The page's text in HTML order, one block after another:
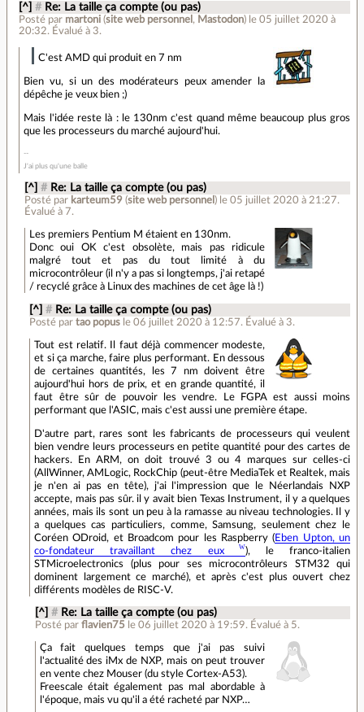
[^] # Re: La taille ça compte (ou pas)
Posté par martoni (site web personnel , Mastodon) le 05 juillet 2020 à
20:32. Évalué à 3.
C'est AMD qui produit en 7 nm
Bien vu, si un des modérateurs peux amender la
dépêche je veux bien ;)
Mais l'idée reste là : le 130nm c'est quand même beaucoup plus gros
que les processeurs du marché aujourd'hui.
J'ai plus qu'une balle
[^] # Re: La taille ça compte (ou pas)
Posté par karteum59(site web personnel ) le 05 juillet 2020 à 21:27.
Évalué à 7.
Les premiers Pentium M étaient en 130nm.
Donc oui OK c'est obsolète, mais pas ridicule
malgré tout et pas du tout limité à du
microcontrôleur (il n'y a pas si longtemps, j'ai retapé
/ recyclé grâce à Linux des machines de cet âge là !)
[^] # Re: La taille ça compte (ou pas)
Posté partao popus le 06 juillet 2020 à 12:57. Évalué à 3.
Tout est relatif. Il faut déjà commencer modeste,
et si ça marche, faire plus performant. En dessous
de certaines quantités, les 7 nm doivent être
aujourd'hui hors de prix, et en grande quantité, il
faut être sûr de pouvoir les vendre. Le FGPA est aussi moins
performant que l'ASIC, mais c'est aussi une première étape.
D'autre part, rares sont les fabricants de processeurs qui veulent
bien vendre leurs processeurs en petite quantité pour des cartes de
hackers. En ARM, on doit trouvé 3 ou 4 marques sur celles-ci
(AllWinner, AMLogic, RockChip (peut-être MediaTek et Realtek, mais
je n'en ai pas en tête), j'ai l'impression que le Néerlandais NXP
accepte, mais pas sûr. il y avait bien Texas Instrument, il y a quelques
années, mais ils sont un peu à la ramasse au niveau technologies. Il y
a quelques cas particuliers, comme, Samsung, seulement chez le
Coréen ODroid, et Broadcom pour les Raspberry (Eben Upton, un
co-fondateur travaillant chez eux
), le franco-italien
STMicroelectronics (plus pour ses microcontrôleurs STM32 qui
dominent largement ce marché), et après c'est plus ouvert chez
différents modèles de RISC-V.
[^] # Re: La taille ça compte (ou pas)
Posté par flavien75 le 06 juillet 2020 à 19:59. Évalué à 5.
Ça fait quelques temps que j'ai pas suivi
l'actualité des iMx de NXP, mais on peut trouver
en vente chez Mouser (du style Cortex-A53).
Freescale était également pas mal abordable à
l'époque, mais vu qu'il a été racheté par NXP…